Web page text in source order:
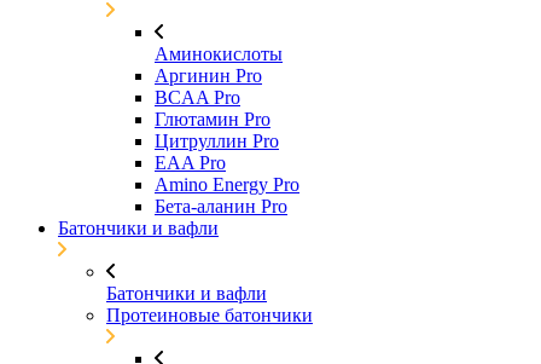
Аминокислоты
Аргинин Pro
BCAA Pro
Глютамин Pro
Цитруллин Pro
EAA Pro
Amino Energy Pro
Бета-аланин Pro
Батончики и вафли
Батончики и вафли
Протеиновые батончики